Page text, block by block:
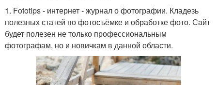
1. Fototips - интернет - журнал о фотографии. Кладезь
полезных статей по фотосъёмке и обработке фото. Сайт
будет полезен не только профессиональным
фотографам, но и новичкам в данной области.